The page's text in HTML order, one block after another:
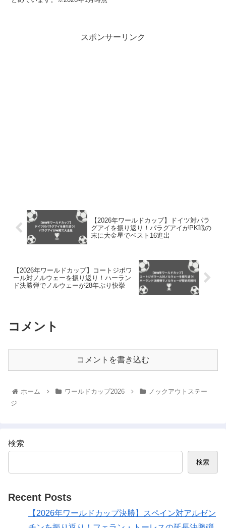
スポンサーリンク
【2026年ワールドカップ】ドイツ対パラ
グアイを振り返り！パラグアイがPK戦の
末に大金星でベスト16進出
【2026年ワールドカップ】コートジボワ
ール対ノルウェーを振り返り！ハーラン
ド決勝弾でノルウェーが28年ぶり快挙
コメント
コメントを書き込む
ホーム ワールドカップ2026
ノックアウトステー
ジ
検索
検索
Recent Posts
【2026年ワールドカップ決勝】スペイン対アルゼン